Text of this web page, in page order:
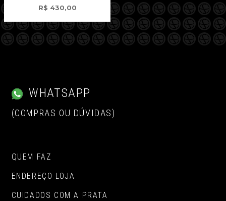
R$ 430,00
WHATSAPP
(COMPRAS OU DÚVIDAS)
QUEM FAZ
ENDEREÇO LOJA
CUIDADOS COM A PRATA